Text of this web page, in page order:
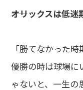
――オリックスは低
「勝てなかった
優勝の時は球場に
ゃないと、一生の